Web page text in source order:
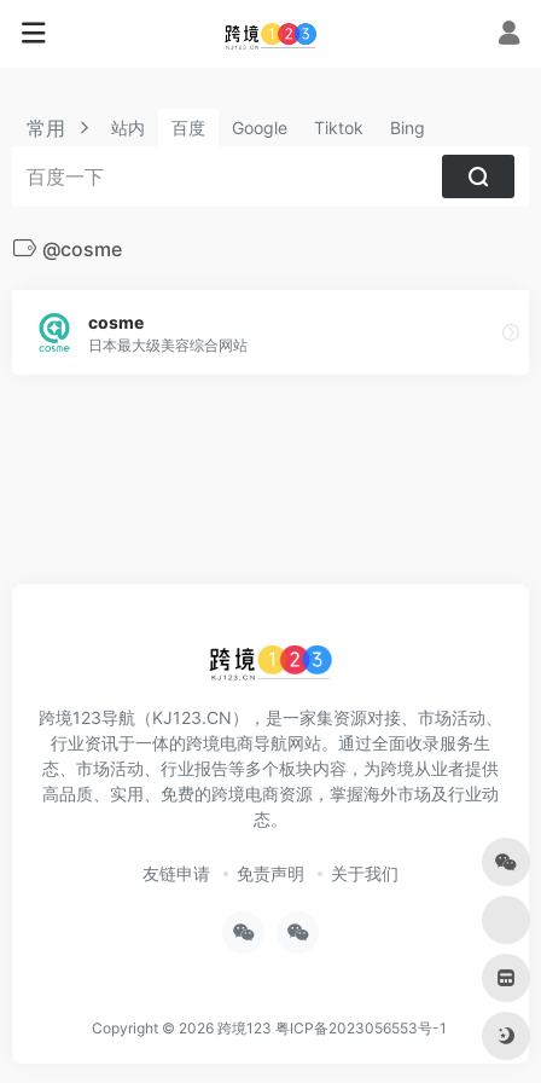
常用 站内 百度 Google Tiktok Bing
@cosme
cosme
日本最大级美容综合网站
跨境123导航（KJ123.CN），是一家集资源对接、市场活动、
行业资讯于一体的跨境电商导航网站。通过全面收录服务生
态、市场活动、行业报告等多个板块内容，为跨境从业者提供
高品质、实用、免费的跨境电商资源，掌握海外市场及行业动
态。
友链申请 免责声明 关于我们
Copyright © 2026 跨境123 粤ICP备2023056553号-1